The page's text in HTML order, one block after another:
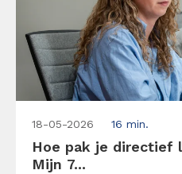
18-05-2026 16 min.
Hoe pak je directief
Mijn 7...